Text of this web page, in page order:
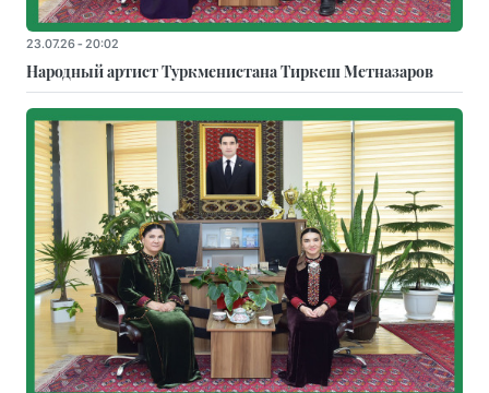
23.07.26 - 20:02
Народный артист Туркменистана Тиркеш Мeтназаров